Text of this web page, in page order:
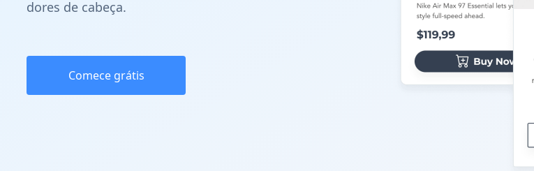
dores de cabeça.
Comece grátis